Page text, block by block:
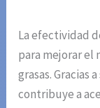
La efectividad
para mejorar el
grasas. Gracias
contribuye a